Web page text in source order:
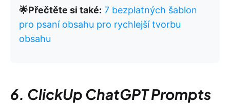
🌟Přečtěte si také: 7 bezplatných šablon
pro psaní obsahu pro rychlejší tvorbu
obsahu
6. ClickUp ChatGPT Prompts